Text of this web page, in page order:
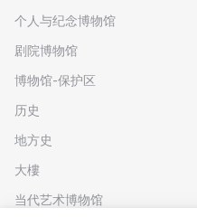
个人与纪念博物馆
剧院博物馆
博物馆-保护区
历史
地方史
大樓
当代艺术博物馆